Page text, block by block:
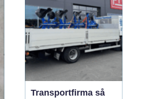
omvandlas till en trygg
köpeskilling och en
hållbar framtid för...
Transportfirma så